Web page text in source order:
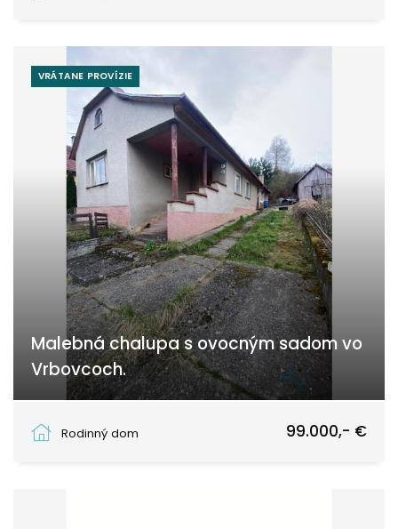
VRÁTANE PROVÍZIE
Malebná chalupa s ovocným sadom vo
Vrbovcoch.
Rodinný dom
99.000,- €